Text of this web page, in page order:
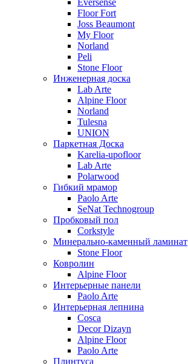
Eversense
Floor Fort
Joss Beaumont
My Floor
Norland
Peli
Stone Floor
Инженерная доска
Lab Arte
Alpine Floor
Norland
Tulesna
UNION
Паркетная Доска
Karelia-upofloor
Lab Arte
Polarwood
Гибкий мрамор
Paolo Arte
SeNat Technogroup
Пробковый пол
Corkstyle
Минерально-каменный ламинат
Stone Floor
Ковролин
Alpine Floor
Интерьерные панели
Paolo Arte
Интерьерная лепнина
Cosca
Decor Dizayn
Alpine Floor
Paolo Arte
Плинтуса